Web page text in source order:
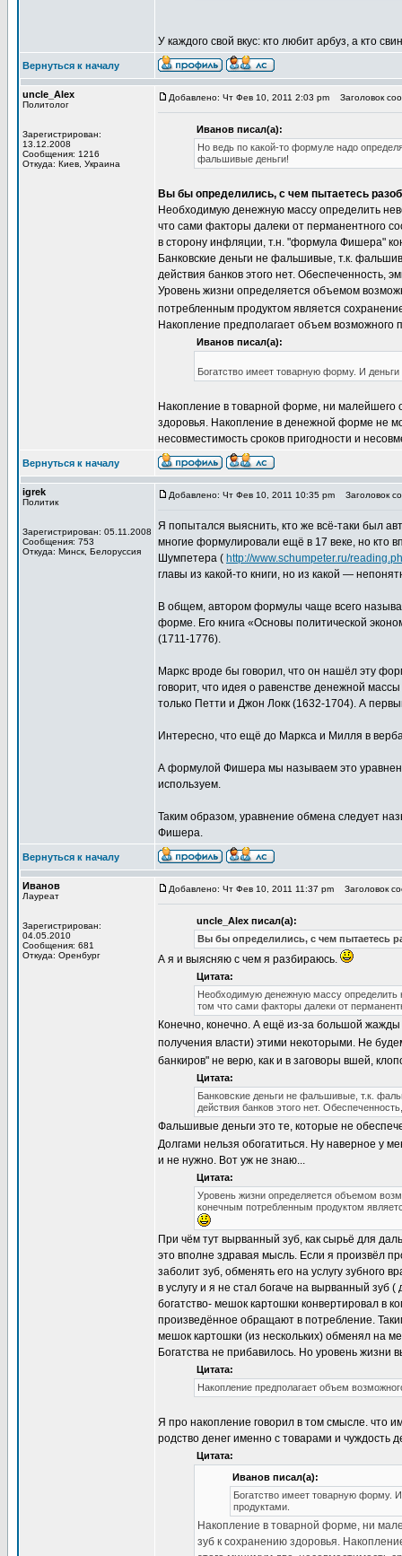
У каждого свой вкус: кто любит арбуз, а кто
Вернуться к началу
uncle_Alex
Политолог
Зарегистрирован:
13.12.2008
Сообщения: 1216
Откуда: Киев, Украина
Добавлено: Чт Фев 10, 2011 2:03 pm Заголовок
Иванов писал(а):
Но ведь по какой-то формуле надо
фальшивые деньги!
Вы бы определились, с чем пытаетесь
Необходимую денежную массу определить
что сами факторы далеки от перманентного
в сторону инфляции, т.н. "формула Фишера"
Банковские деньги не фальшивые, т.к.
действия банков этого нет. Обеспеченность,
Уровень жизни определяется объемом
потребленным продуктом является
Накопление предполагает объем
Иванов писал(а):
Богатство имеет товарную форму. И
Накопление в товарной форме, ни малейшего
здоровья. Накопление в денежной форме не
несовместимость сроков пригодности и
Вернуться к началу
igrek
Политик
Зарегистрирован: 05.11.2008
Сообщения: 753
Откуда: Минск, Белоруссия
Добавлено: Чт Фев 10, 2011 10:35 pm Заголовок
Я попытался выяснить, кто же всё-таки был
многие формулировали ещё в 17 веке, но кто
Шумпетера ( http://www.schumpeter.ru/
главы из какой-то книги, но из какой —
В общем, автором формулы чаще всего
форме. Его книга «Основы политической
(1711-1776).
Маркс вроде бы говорил, что он нашёл эту
говорит, что идея о равенстве денежной
только Петти и Джон Локк (1632-1704). А
Интересно, что ещё до Маркса и Милля в
А формулой Фишера мы называем это
используем.
Таким образом, уравнение обмена следует
Фишера.
Вернуться к началу
Иванов
Лауреат
Зарегистрирован:
04.05.2010
Сообщения: 681
Откуда: Оренбург
Добавлено: Чт Фев 10, 2011 11:37 pm Заголовок
uncle_Alex писал(а):
Вы бы определились, с чем пытаетесь
А я и выясняю с чем я разбираюсь.
Цитата:
Необходимую денежную массу определить
том что сами факторы далеки от
Конечно, конечно. А ещё из-за большой жажды
получения власти) этими некоторыми. Не
банкиров" не верю, как и в заговоры вшей,
Цитата:
Банковские деньги не фальшивые, т.к.
действия банков этого нет.
Фальшивые деньги это те, которые не
Долгами нельзя обогатиться. Ну наверное у
и не нужно. Вот уж не знаю...
Цитата:
Уровень жизни определяется объемом
конечным потребленным продуктом
При чём тут вырванный зуб, как сырьё для
это вполне здравая мысль. Если я произвёл
заболит зуб, обменять его на услугу зубного
в услугу и я не стал богаче на вырванный зуб
богатство- мешок картошки конвертировал в
произведённое обращают в потребление.
мешок картошки (из нескольких) обменял на
Богатства не прибавилось. Но уровень жизни
Цитата:
Накопление предполагает объем
Я про накопление говорил в том смысле. что
родство денег именно с товарами и чуждость
Цитата:
Иванов писал(а):
Богатство имеет товарную форму.
продуктами.
Накопление в товарной форме, ни
зуб к сохранению здоровья.